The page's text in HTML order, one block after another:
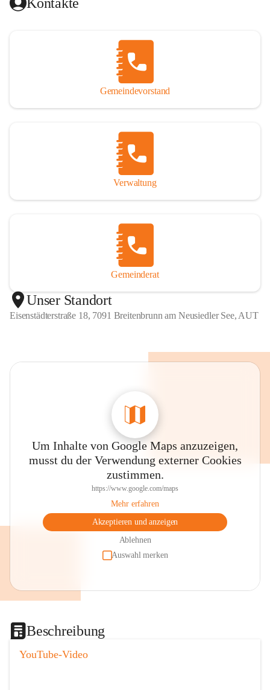
Gemeindevorstand
Verwaltung
Gemeinderat
Unser Standort
Eisenstädterstraße 18, 7091 Breitenbrunn am Neusiedler See, AUT
Um Inhalte von Google Maps anzuzeigen,
musst du der Verwendung externer Cookies
zustimmen.
https://www.google.com/maps
Mehr erfahren
Akzeptieren und anzeigen
Ablehnen
Auswahl merken
Beschreibung
YouTube-Video